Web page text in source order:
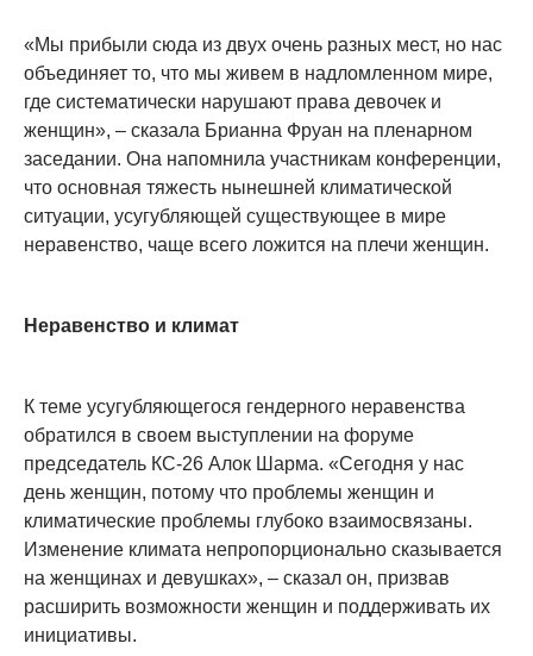
«Мы прибыли сюда из двух очень разных мест, но нас
объединяет то, что мы живем в надломленном мире,
где систематически нарушают права девочек и
женщин», – сказала Брианна Фруан на пленарном
заседании. Она напомнила участникам конференции,
что основная тяжесть нынешней климатической
ситуации, усугубляющей существующее в мире
неравенство, чаще всего ложится на плечи женщин.
Неравенство и климат
К теме усугубляющегося гендерного неравенства
обратился в своем выступлении на форуме
председатель КС-26 Алок Шарма. «Сегодня у нас
день женщин, потому что проблемы женщин и
климатические проблемы глубоко взаимосвязаны.
Изменение климата непропорционально сказывается
на женщинах и девушках», – сказал он, призвав
расширить возможности женщин и поддерживать их
инициативы.